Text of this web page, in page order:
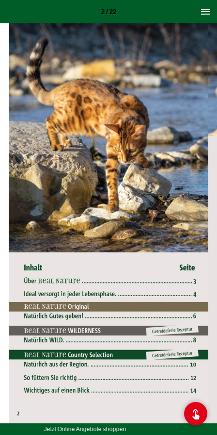
2 / 22
Jetzt Online Angebote shoppen